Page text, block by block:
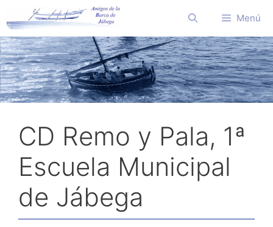
al
contenido
Menú
CD Remo y Pala, 1ª
Escuela Municipal
de Jábega